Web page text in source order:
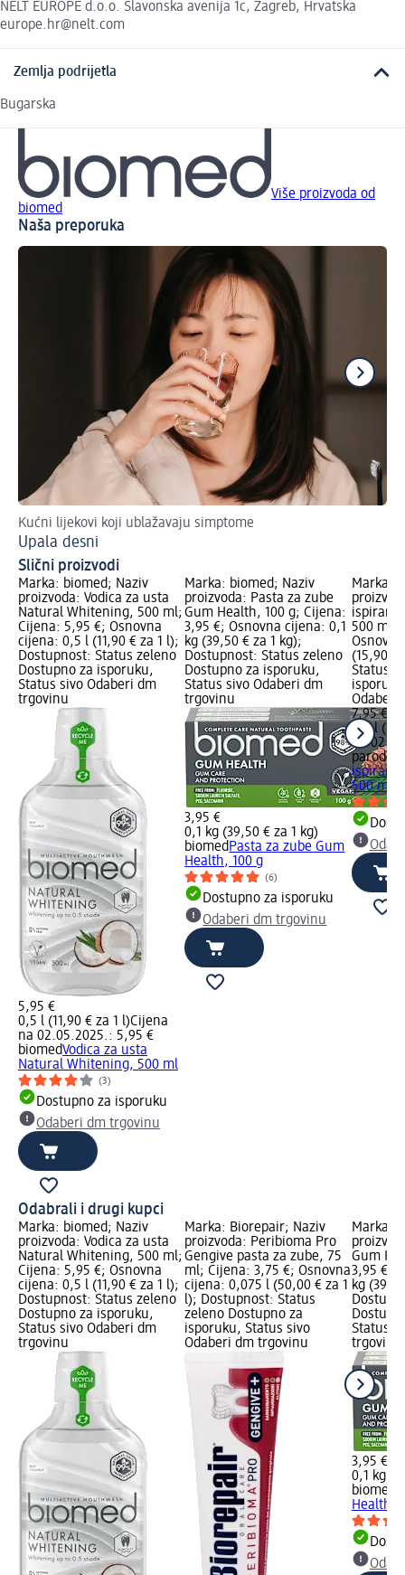
NELT EUROPE d.o.o. Slavonska avenija 1c, Zagreb, Hrvatska
europe.hr@nelt.com
Zemlja podrijetla
Bugarska
Više proizvoda od
biomed
Naša preporuka
Kućni lijekovi koji ublažavaju simptome
Upala desni
Slični proizvodi
Marka: biomed; Naziv
proizvoda: Vodica za usta
Natural Whitening, 500 ml;
Cijena: 5,95 €; Osnovna
cijena: 0,5 l (11,90 € za 1 l);
Dostupnost: Status zeleno
Dostupno za isporuku,
Status sivo Odaberi dm
trgovinu
5,95 €
0,5 l (11,90 € za 1 l)Cijena
na 02.05.2025.: 5,95 €
biomedVodica za usta
Natural Whitening, 500 ml
(3)
Dostupno za isporuku
Odaberi dm trgovinu
Marka: biomed; Naziv
proizvoda: Pasta za zube
Gum Health, 100 g; Cijena:
3,95 €; Osnovna cijena: 0,1
kg (39,50 € za 1 kg);
Dostupnost: Status zeleno
Dostupno za isporuku,
Status sivo Odaberi dm
trgovinu
3,95 €
0,1 kg (39,50 € za 1 kg)
biomedPasta za zube Gum
Health, 100 g
(6)
Dostupno za isporuku
Odaberi dm trgovinu
Marka:
500 ml;
(15,90 €
Status
Odaberi
7,95 €
0,5 l
na
500 ml
Odabrali i drugi kupci
Marka: biomed; Naziv
proizvoda: Vodica za usta
Natural Whitening, 500 ml;
Cijena: 5,95 €; Osnovna
cijena: 0,5 l (11,90 € za 1 l);
Dostupnost: Status zeleno
Dostupno za isporuku,
Status sivo Odaberi dm
trgovinu
Marka: Biorepair; Naziv
proizvoda: Peribioma Pro
Gengive pasta za zube, 75
ml; Cijena: 3,75 €; Osnovna
cijena: 0,075 l (50,00 € za 1
l); Dostupnost: Status
zeleno Dostupno za
isporuku, Status sivo
Odaberi dm trgovinu
Marka:
Gum
3,95 €;
kg
Status
trgovinu
3,95 €
0,1 kg
biomed
Health,